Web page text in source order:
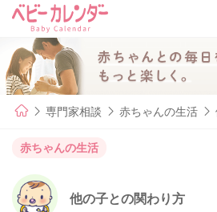
専門家相談 赤ちゃんの生活
赤ちゃんの生活
他の子との関わり方